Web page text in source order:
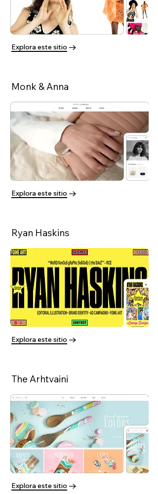
Explora este sitio
Monk & Anna
Explora este sitio
Ryan Haskins
Explora este sitio
The Arhtvaini
Explora este sitio